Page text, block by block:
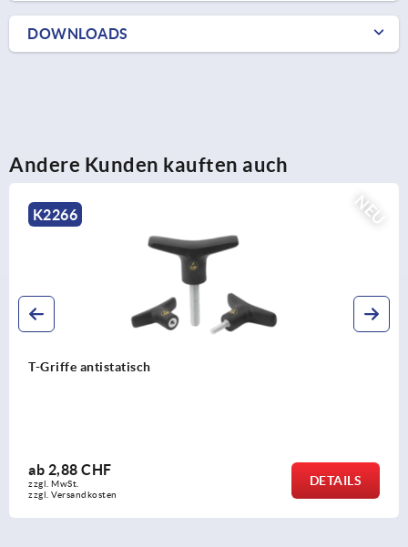
DOWNLOADS
Andere Kunden kauften auch
NEU
K2266
T-Griffe antistatisch
ab 2,88 CHF
zzgl. MwSt.
zzgl. Versandkosten
DETAILS